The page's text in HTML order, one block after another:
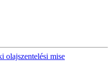
olajszentelési mise